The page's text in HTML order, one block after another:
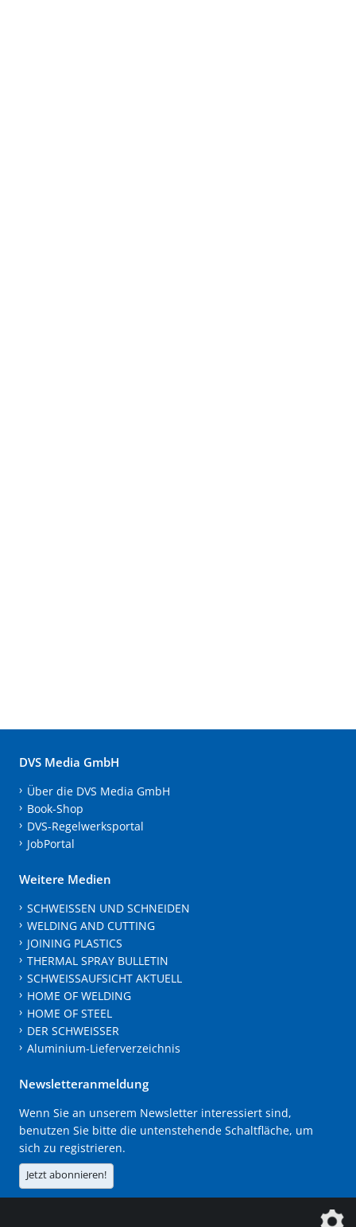
DVS Media GmbH
Über die DVS Media GmbH
Book-Shop
DVS-Regelwerksportal
JobPortal
Weitere Medien
SCHWEISSEN UND SCHNEIDEN
WELDING AND CUTTING
JOINING PLASTICS
THERMAL SPRAY BULLETIN
SCHWEISSAUFSICHT AKTUELL
HOME OF WELDING
HOME OF STEEL
DER SCHWEISSER
Aluminium-Lieferverzeichnis
Newsletteranmeldung
Wenn Sie an unserem Newsletter interessiert sind,
benutzen Sie bitte die untenstehende Schaltfläche, um
sich zu registrieren.
Jetzt abonnieren!